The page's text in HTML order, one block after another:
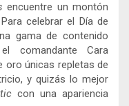
encuentre un montón
celebrar el Día de
gama de contenido
comandante Cara
oro únicas repletas de
y quizás lo mejor
con una apariencia